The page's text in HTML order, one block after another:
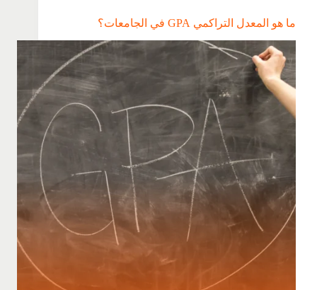
ما هو المعدل التراكمي GPA في الجامعات؟